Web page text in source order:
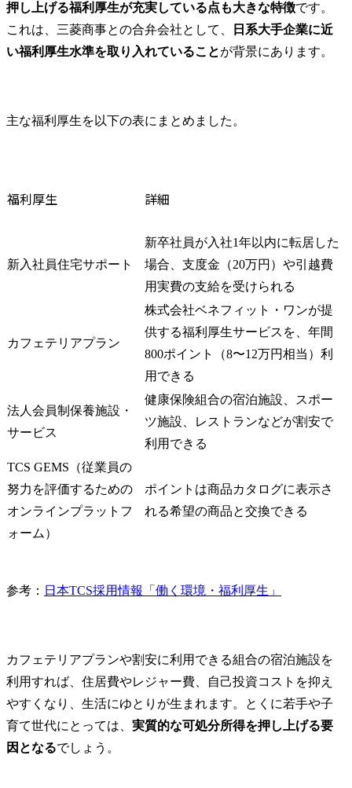
押し上げる福利厚生が充実している点も大きな特徴です。
これは、三菱商事との合弁会社として、
日系大手企業に近
い福利厚生水準を取り入れていることが背景にあります。
主な福利厚生を以下の表にまとめました。
福利厚生 詳細
新入社員住宅サポート
新卒社員が入社1年以内に転居した
場合、支度金（20万円）や引越費
用実費の支給を受けられる
カフェテリアプラン
株式会社ベネフィット・ワンが提
供する福利厚生サービスを、年間
800ポイント（8〜12万円相当）利
用できる
法人会員制保養施設・
サービス
健康保険組合の宿泊施設、スポー
ツ施設、レストランなどが割安で
利用できる
TCS GEMS（従業員の
努力を評価するための
オンラインプラットフ
ォーム）
ポイントは商品カタログに表示さ
れる希望の商品と交換できる
参考： 日本TCS採用情報「働く環境・福利厚生」
カフェテリアプランや割安に利用できる組合の宿泊施設を
利用すれば、住居費やレジャー費、自己投資コストを抑え
やすくなり、生活にゆとりが生まれます。とくに若手や子
育て世代にとっては、 実質的な可処分所得を押し上げる要
因となるでしょう。